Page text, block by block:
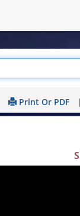
Print Or PDF |